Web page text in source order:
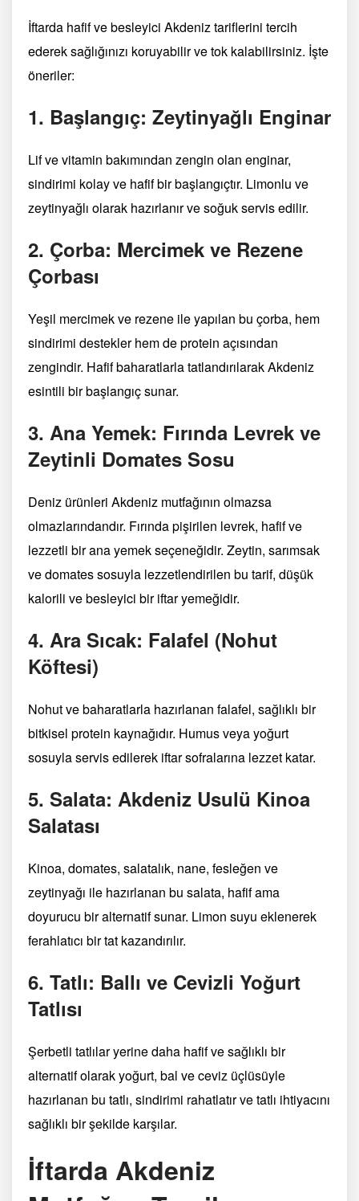
İftarda hafif ve besleyici Akdeniz tariflerini tercih
ederek sağlığınızı koruyabilir ve tok kalabilirsiniz. İşte
öneriler:
1. Başlangıç: Zeytinyağlı Enginar
Lif ve vitamin bakımından zengin olan enginar,
sindirimi kolay ve hafif bir başlangıçtır. Limonlu ve
zeytinyağlı olarak hazırlanır ve soğuk servis edilir.
2. Çorba: Mercimek ve Rezene
Çorbası
Yeşil mercimek ve rezene ile yapılan bu çorba, hem
sindirimi destekler hem de protein açısından
zengindir. Hafif baharatlarla tatlandırılarak Akdeniz
esintili bir başlangıç sunar.
3. Ana Yemek: Fırında Levrek ve
Zeytinli Domates Sosu
Deniz ürünleri Akdeniz mutfağının olmazsa
olmazlarındandır. Fırında pişirilen levrek, hafif ve
lezzetli bir ana yemek seçeneğidir. Zeytin, sarımsak
ve domates sosuyla lezzetlendirilen bu tarif, düşük
kalorili ve besleyici bir iftar yemeğidir.
4. Ara Sıcak: Falafel (Nohut
Köftesi)
Nohut ve baharatlarla hazırlanan falafel, sağlıklı bir
bitkisel protein kaynağıdır. Humus veya yoğurt
sosuyla servis edilerek iftar sofralarına lezzet katar.
5. Salata: Akdeniz Usulü Kinoa
Salatası
Kinoa, domates, salatalık, nane, fesleğen ve
zeytinyağı ile hazırlanan bu salata, hafif ama
doyurucu bir alternatif sunar. Limon suyu eklenerek
ferahlatıcı bir tat kazandırılır.
6. Tatlı: Ballı ve Cevizli Yoğurt
Tatlısı
Şerbetli tatlılar yerine daha hafif ve sağlıklı bir
alternatif olarak yoğurt, bal ve ceviz üçlüsüyle
hazırlanan bu tatlı, sindirimi rahatlatır ve tatlı ihtiyacını
sağlıklı bir şekilde karşılar.
İftarda Akdeniz